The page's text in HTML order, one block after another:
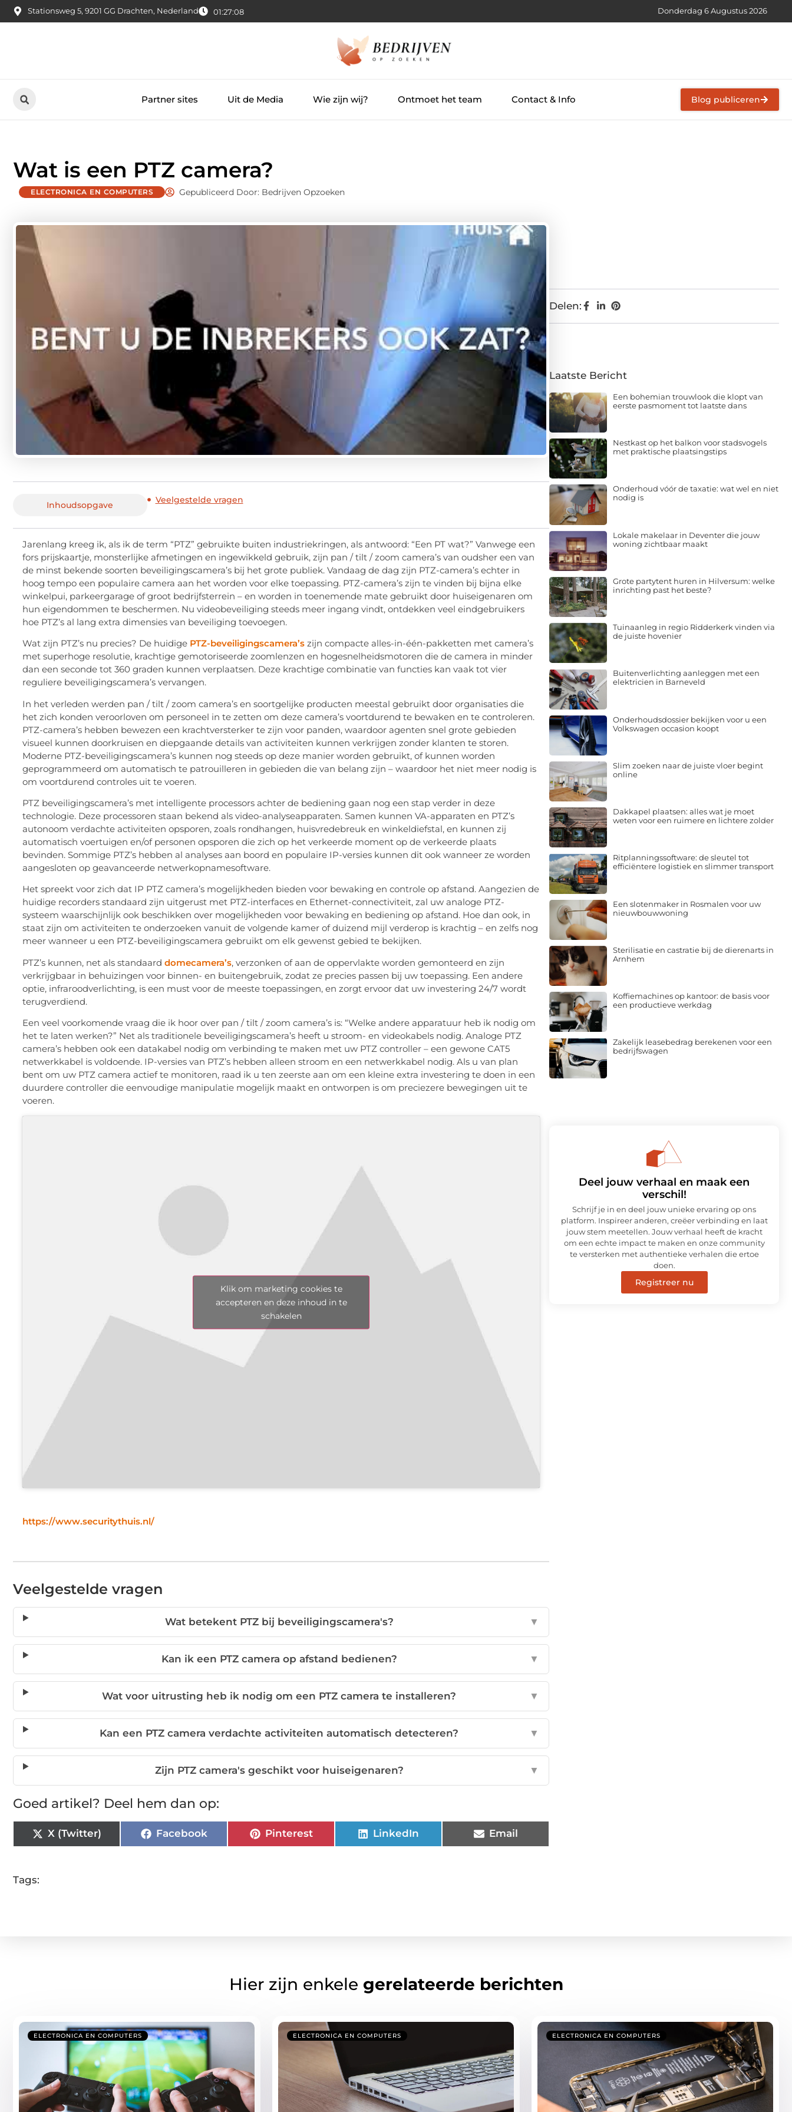
Stationsweg 5, 9201 GG Drachten, Nederland 01:27:09 Donderdag 6 Augustus 2026
Partner sites Uit de Media Wie zijn wij? Ontmoet het team Contact & Info Blog publiceren
Wat is een PTZ camera?
ELECTRONICA EN COMPUTERS Gepubliceerd Door: Bedrijven Opzoeken
Inhoudsopgave Veelgestelde vragen
Jarenlang kreeg ik, als ik de term “PTZ” gebruikte buiten industriekringen, als antwoord: “Een PT wat?” Vanwege een
fors prijskaartje, monsterlijke afmetingen en ingewikkeld gebruik, zijn pan / tilt / zoom camera’s van oudsher een van
de minst bekende soorten beveiligingscamera’s bij het grote publiek. Vandaag de dag zijn PTZ-camera’s echter in
hoog tempo een populaire camera aan het worden voor elke toepassing. PTZ-camera’s zijn te vinden bij bijna elke
winkelpui, parkeergarage of groot bedrijfsterrein – en worden in toenemende mate gebruikt door huiseigenaren om
hun eigendommen te beschermen. Nu videobeveiliging steeds meer ingang vindt, ontdekken veel eindgebruikers
hoe PTZ’s al lang extra dimensies van beveiliging toevoegen.
Wat zijn PTZ’s nu precies? De huidige PTZ-beveiligingscamera’s zijn compacte alles-in-één-pakketten met camera’s
met superhoge resolutie, krachtige gemotoriseerde zoomlenzen en hogesnelheidsmotoren die de camera in minder
dan een seconde tot 360 graden kunnen verplaatsen. Deze krachtige combinatie van functies kan vaak tot vier
reguliere beveiligingscamera’s vervangen.
In het verleden werden pan / tilt / zoom camera’s en soortgelijke producten meestal gebruikt door organisaties die
het zich konden veroorloven om personeel in te zetten om deze camera’s voortdurend te bewaken en te controleren.
PTZ-camera’s hebben bewezen een krachtversterker te zijn voor panden, waardoor agenten snel grote gebieden
visueel kunnen doorkruisen en diepgaande details van activiteiten kunnen verkrijgen zonder klanten te storen.
Moderne PTZ-beveiligingscamera’s kunnen nog steeds op deze manier worden gebruikt, of kunnen worden
geprogrammeerd om automatisch te patrouilleren in gebieden die van belang zijn – waardoor het niet meer nodig is
om voortdurend controles uit te voeren.
PTZ beveiligingscamera’s met intelligente processors achter de bediening gaan nog een stap verder in deze
technologie. Deze processoren staan bekend als video-analyseapparaten. Samen kunnen VA-apparaten en PTZ’s
autonoom verdachte activiteiten opsporen, zoals rondhangen, huisvredebreuk en winkeldiefstal, en kunnen zij
automatisch voertuigen en/of personen opsporen die zich op het verkeerde moment op de verkeerde plaats
bevinden. Sommige PTZ’s hebben al analyses aan boord en populaire IP-versies kunnen dit ook wanneer ze worden
aangesloten op geavanceerde netwerkopnamesoftware.
Het spreekt voor zich dat IP PTZ camera’s mogelijkheden bieden voor bewaking en controle op afstand. Aangezien de
huidige recorders standaard zijn uitgerust met PTZ-interfaces en Ethernet-connectiviteit, zal uw analoge PTZ-
systeem waarschijnlijk ook beschikken over mogelijkheden voor bewaking en bediening op afstand. Hoe dan ook, in
staat zijn om activiteiten te onderzoeken vanuit de volgende kamer of duizend mijl verderop is krachtig – en zelfs nog
meer wanneer u een PTZ-beveiligingscamera gebruikt om elk gewenst gebied te bekijken.
PTZ’s kunnen, net als standaard domecamera’s, verzonken of aan de oppervlakte worden gemonteerd en zijn
verkrijgbaar in behuizingen voor binnen- en buitengebruik, zodat ze precies passen bij uw toepassing. Een andere
optie, infraroodverlichting, is een must voor de meeste toepassingen, en zorgt ervoor dat uw investering 24/7 wordt
terugverdiend.
Een veel voorkomende vraag die ik hoor over pan / tilt / zoom camera’s is: “Welke andere apparatuur heb ik nodig om
het te laten werken?” Net als traditionele beveiligingscamera’s heeft u stroom- en videokabels nodig. Analoge PTZ
camera’s hebben ook een datakabel nodig om verbinding te maken met uw PTZ controller – een gewone CAT5
netwerkkabel is voldoende. IP-versies van PTZ’s hebben alleen stroom en een netwerkkabel nodig. Als u van plan
bent om uw PTZ camera actief te monitoren, raad ik u ten zeerste aan om een kleine extra investering te doen in een
duurdere controller die eenvoudige manipulatie mogelijk maakt en ontworpen is om preciezere bewegingen uit te
voeren.
Klik om marketing cookies te
accepteren en deze inhoud in te
schakelen
https://www.securitythuis.nl/
Veelgestelde vragen
Wat betekent PTZ bij beveiligingscamera's? ▼
Kan ik een PTZ camera op afstand bedienen? ▼
Wat voor uitrusting heb ik nodig om een PTZ camera te installeren? ▼
Kan een PTZ camera verdachte activiteiten automatisch detecteren? ▼
Zijn PTZ camera's geschikt voor huiseigenaren? ▼
Goed artikel? Deel hem dan op:
X (Twitter) Facebook Pinterest LinkedIn Email
Tags:
Delen:
Laatste Bericht
Een bohemian trouwlook die klopt van
eerste pasmoment tot laatste dans
Nestkast op het balkon voor stadsvogels
met praktische plaatsingstips
Onderhoud vóór de taxatie: wat wel en niet
nodig is
Lokale makelaar in Deventer die jouw
woning zichtbaar maakt
Grote partytent huren in Hilversum: welke
inrichting past het beste?
Tuinaanleg in regio Ridderkerk vinden via
de juiste hovenier
Buitenverlichting aanleggen met een
elektricien in Barneveld
Onderhoudsdossier bekijken voor u een
Volkswagen occasion koopt
Slim zoeken naar de juiste vloer begint
online
Dakkapel plaatsen: alles wat je moet
weten voor een ruimere en lichtere zolder
Ritplanningssoftware: de sleutel tot
efficiëntere logistiek en slimmer transport
Een slotenmaker in Rosmalen voor uw
nieuwbouwwoning
Sterilisatie en castratie bij de dierenarts in
Arnhem
Koffiemachines op kantoor: de basis voor
een productieve werkdag
Zakelijk leasebedrag berekenen voor een
bedrijfswagen
Deel jouw verhaal en maak een
verschil!
Schrijf je in en deel jouw unieke ervaring op ons
platform. Inspireer anderen, creëer verbinding en laat
jouw stem meetellen. Jouw verhaal heeft de kracht
om een echte impact te maken en onze community
te versterken met authentieke verhalen die ertoe
doen.
Registreer nu
Hier zijn enkele gerelateerde berichten
ELECTRONICA EN COMPUTERS ELECTRONICA EN COMPUTERS ELECTRONICA EN COMPUTERS